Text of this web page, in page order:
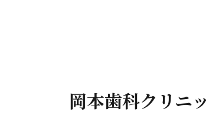
岡本歯科クリニ